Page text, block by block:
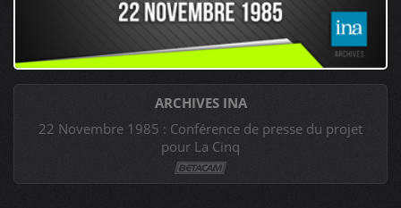
ARCHIVES INA
22 Novembre 1985 : Conférence de presse du projet
pour La Cinq